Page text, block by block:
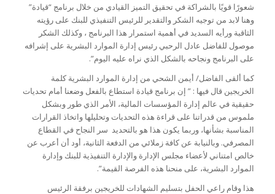
شعورًا قويًا بالشراكة في تحقيق التميز القيادي من خلال برنامج “قيادة”
وهنا لابد من توجيه الشكر والتقدير للرئيس التنفيذي للبنك على رؤيته
الثاقبة ورأيه السديد في أهمية استمرار هذا البرنامج ، وكذلك الشكر
موصول للفاضل عادل الرحبي رئيس إدارة الموارد البشرية على إشرافه
على البرنامج ونجاحه بالشكل الذي نراه عليه اليوم”.
كما ألقى الفاضل/ أيمن الشحي من إدارة الموارد البشرية كلمة
الخريجين قال فيها : ” إن برنامج قيادة استطاع بالفعل وضعنا أمام تحديات
حقيقية في عالم إدارة المؤسسات المالية، الأمر الذي طور وبشكل
ملموس من قدراتنا على قراءة هذه التحديات وتحليلها واتخاذ القرارات
المناسبة بشأنها، وربما يكون هذا هو بالتحديد سر النجاح في القطاع
المصرفي. وبالنيابة عن كافة زملائي من الدفعة الثانية، أود أن أعرب عن
خالص امتناني لأعضاء مجلس الإدارة والإدارة التنفيذية للبنك وإدارة
الموارد البشرية، على منحنا هذه الفرصة القيمة”.
هذا وقام راعي الحفل بتسليم الشهادات للخريجين برفقة الرئيس